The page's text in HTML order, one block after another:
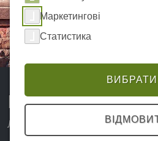
Пам'ятник
Леон Граге - 05.03.2023
Маркетингові
Статистика